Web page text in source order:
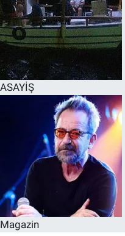
ASAYİŞ
Magazin